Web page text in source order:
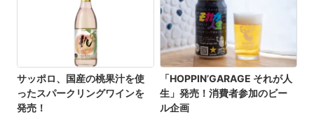
サッポロ、国産の桃果汁を使
ったスパークリングワインを
発売！
「HOPPIN’GARAGE それが人
生」発売！消費者参加のビー
ル企画